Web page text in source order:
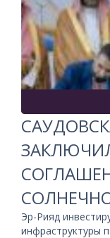
Эр-Рияд
инфраструктуры